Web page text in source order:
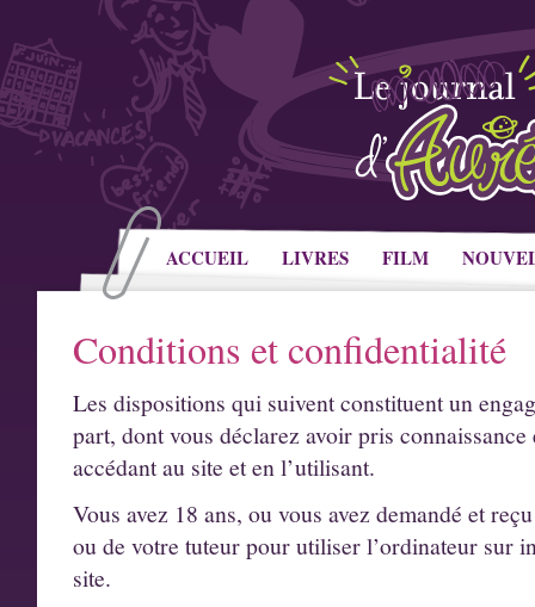
ACCUEIL LIVRES FILM
Conditions et confidentialité
Les dispositions qui suivent constituent un
part, dont vous déclarez avoir pris connaissance
accédant au site et en l’utilisant.
Vous avez 18 ans, ou vous avez demandé et
ou de votre tuteur pour utiliser l’ordinateur sur
site.